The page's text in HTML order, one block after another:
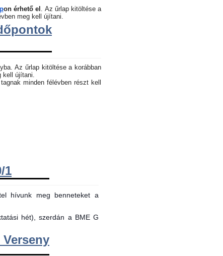
on érhető el . Az űrlap kitöltése a
meg kell újítani.
Az űrlap kitöltése a korábban
kell újítani.
minden félévben részt kell
1
hívunk meg benneteket a
hét), szerdán a BME G